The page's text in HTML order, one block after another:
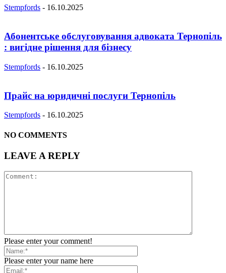
Stempfords - 16.10.2025
Абонентське обслуговування адвоката Тернопіль
: вигідне рішення для бізнесу
Stempfords - 16.10.2025
Прайс на юридичні послуги Тернопіль
Stempfords - 16.10.2025
NO COMMENTS
LEAVE A REPLY
Please enter your comment!
Please enter your name here